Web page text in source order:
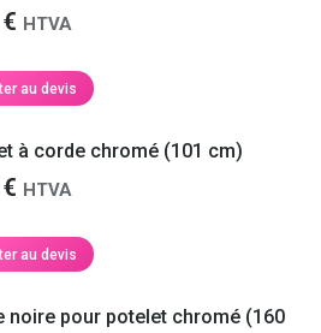
€ HTVA
au devis
à corde chromé (101 cm)
€ HTVA
au devis
noire pour potelet chromé (160